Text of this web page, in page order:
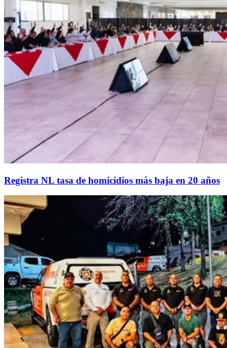
Registra NL tasa de homicidios más baja en 20 años